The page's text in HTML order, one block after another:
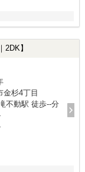
2DK】
金杉4丁目
不動駅 徒歩--分